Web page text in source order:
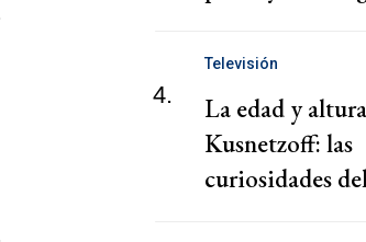
Oriente
4.
Televisión
La edad y
Kusnetzoff: las
curiosidades